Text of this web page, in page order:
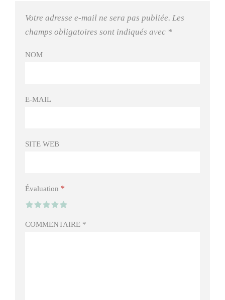
Votre adresse e-mail ne sera pas publiée. Les
champs obligatoires sont indiqués avec *
NOM
E-MAIL
SITE WEB
Évaluation *
COMMENTAIRE *